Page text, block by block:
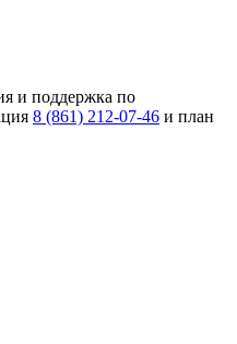
и поддержка по
8 (861) 212-07-46 и план